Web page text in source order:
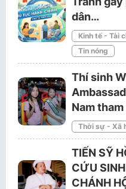
dân…
Kinh tế - Tài
Tin nóng
Thí sinh
Nam
Thời sự - Xã
TIẾN SỸ
CỨU
CHÁNH